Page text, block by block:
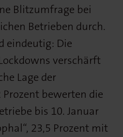
Blitzumfrage bei
Betrieben durch.
eindeutig: Die
verschärft
Lage der
bewerten die
bis 10. Januar
23,5 Prozent mit